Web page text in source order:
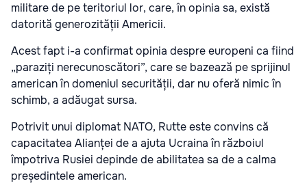
militare de pe teritoriul lor, care, în opinia sa, există
datorită generozității Americii.
Acest fapt i-a confirmat opinia despre europeni ca fiind
„paraziți nerecunoscători”, care se bazează pe sprijinul
american în domeniul securității, dar nu oferă nimic în
schimb, a adăugat sursa.
Potrivit unui diplomat NATO, Rutte este convins că
capacitatea Alianței de a ajuta Ucraina în războiul
împotriva Rusiei depinde de abilitatea sa de a calma
președintele american.